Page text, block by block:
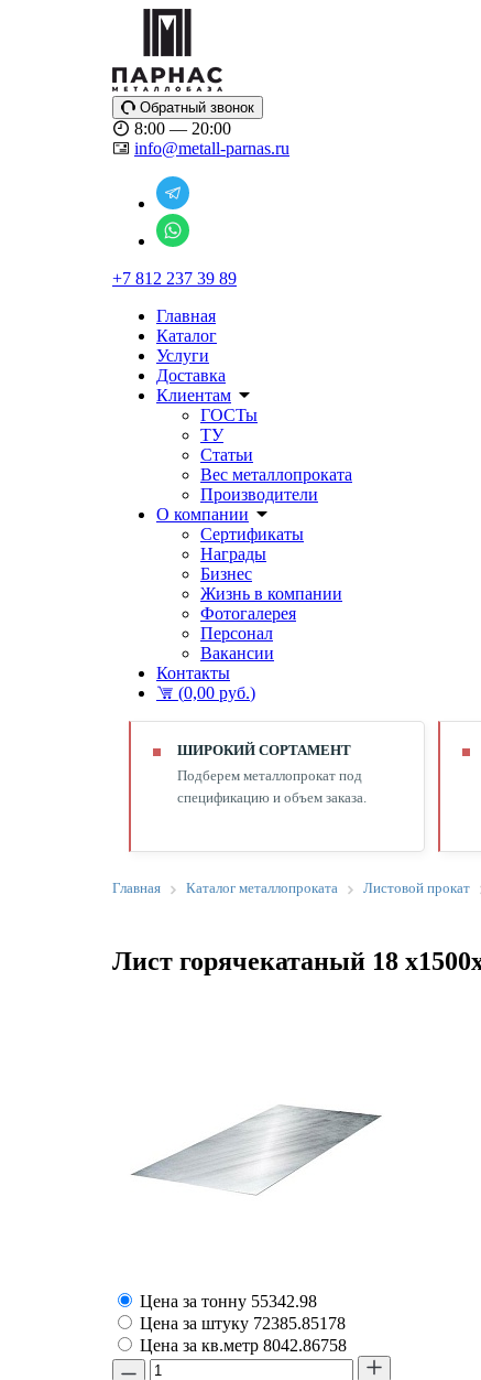
Обратный звонок
8:00 — 20:00
info@metall-parnas.ru
+7 812 237 39 89
Главная
Каталог
Услуги
Доставка
Клиентам
ГОСТы
ТУ
Статьи
Вес металлопроката
Производители
О компании
Сертификаты
Награды
Бизнес
Жизнь в компании
Фотогалерея
Персонал
Вакансии
Контакты
(0,00 руб.)
ШИРОКИЙ СОРТАМЕНТ
Подберем металлопрокат под
спецификацию и объем заказа.
Главная Каталог металлопроката Листовой прокат
Лист горячекатаный 18
Цена за тонну 55342.98
Цена за штуку 72385.85178
Цена за кв.метр 8042.86758